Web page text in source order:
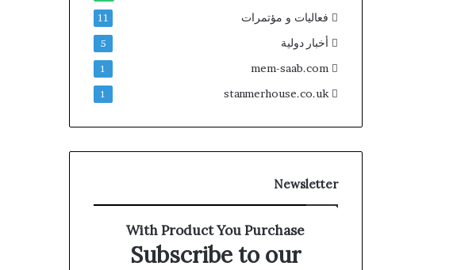
فعاليات و مؤتمرات 11
أخبار دولية 5
mem-saab.com
1
stanmerhouse.co.uk
1
Newsletter
With Product You Purchase
Subscribe to our